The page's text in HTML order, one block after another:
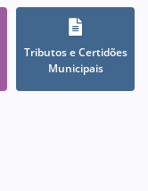
Tributos e Certidões
Municipais